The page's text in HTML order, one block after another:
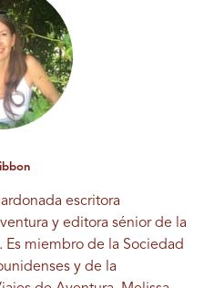
escritora
y editora sénior de la
Es miembro de la Sociedad
y de la